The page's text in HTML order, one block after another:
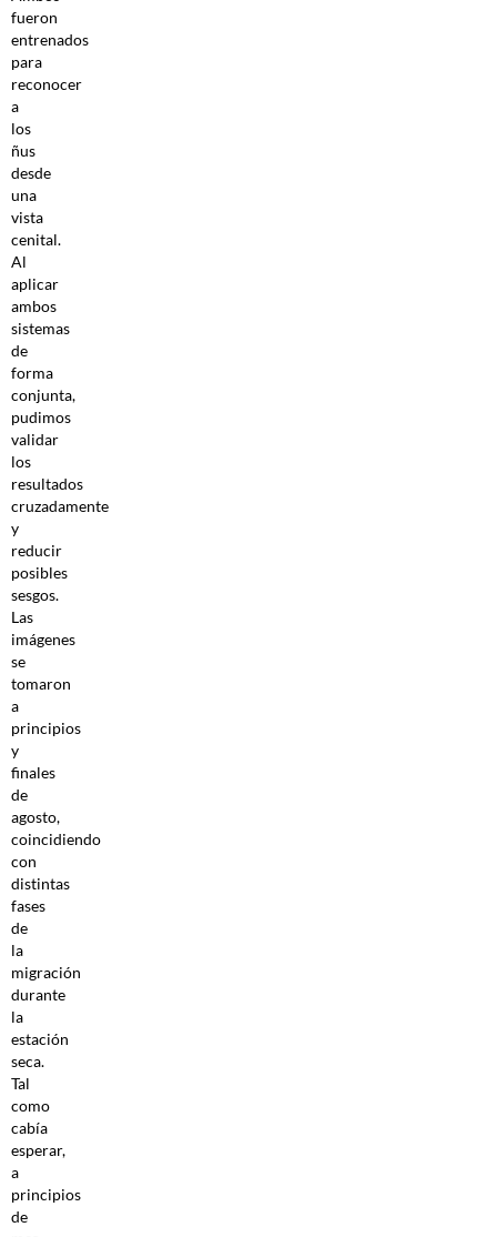
fueron
entrenados
para
reconocer
a
los
ñus
desde
una
vista
cenital.
Al
aplicar
ambos
sistemas
de
forma
conjunta,
pudimos
validar
los
resultados
cruzadamente
y
reducir
posibles
sesgos.
Las
imágenes
se
tomaron
a
principios
y
finales
de
agosto,
coincidiendo
con
distintas
fases
de
la
migración
durante
la
estación
seca.
Tal
como
cabía
esperar,
a
principios
de